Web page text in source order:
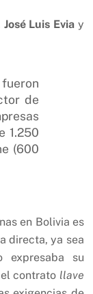
José Luis Eviay
de
1.250
(600
en Bolivia es
directa, ya sea
expresaba su
contrato llave